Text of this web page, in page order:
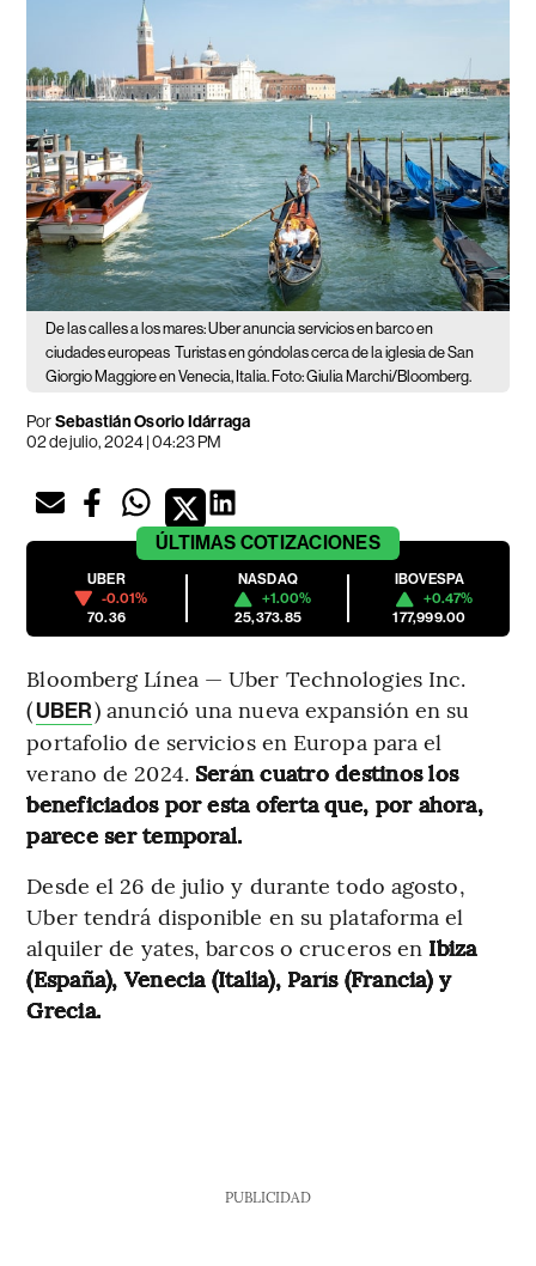
De las calles a los mares: Uber anuncia servicios en barco en
ciudades europeas Turistas en góndolas cerca de la iglesia de San
Giorgio Maggiore en Venecia, Italia. Foto: Giulia Marchi/Bloomberg.
PorSebastián Osorio Idárraga
02 de julio, 2024 | 04:23 PM
ÚLTIMAS COTIZACIONES
UBER
-0.01%
70.36
NASDAQ
+1.00%
25,373.85
IBOVESPA
+0.47%
177,999.00
Bloomberg Línea — Uber Technologies Inc.
(UBER) anunció una nueva expansión en su
portafolio de servicios en Europa para el
verano de 2024. Serán cuatro destinos los
beneficiados por esta oferta que, por ahora,
parece ser temporal.
Desde el 26 de julio y durante todo agosto,
Uber tendrá disponible en su plataforma el
alquiler de yates, barcos o cruceros en Ibiza
(España), Venecia (Italia), París (Francia) y
Grecia.
PUBLICIDAD